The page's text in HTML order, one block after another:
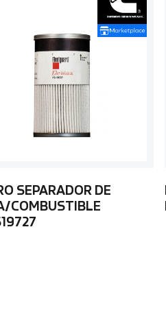
SEPARADOR DE
COMBUSTIBLE